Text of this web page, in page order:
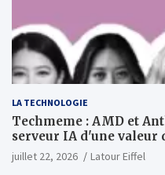
LA TECHNOLOGIE
Techmeme : AMD et
serveur IA d'une valeur
milliards ; Anthropic
MI450 à partir du
juillet 22, 2026 Latour Eiffel